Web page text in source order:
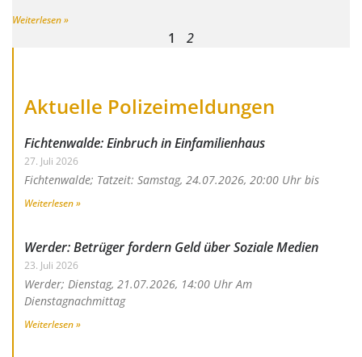
Weiterlesen »
1 2
Aktuelle Polizeimeldungen
Fichtenwalde: Einbruch in Einfamilienhaus
27. Juli 2026
Fichtenwalde; Tatzeit: Samstag, 24.07.2026, 20:00 Uhr bis
Weiterlesen »
Werder: Betrüger fordern Geld über Soziale Medien
23. Juli 2026
Werder; Dienstag, 21.07.2026, 14:00 Uhr Am
Dienstagnachmittag
Weiterlesen »